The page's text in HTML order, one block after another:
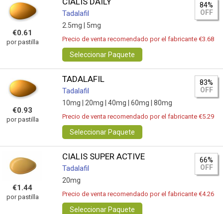
€0.61
por pastilla
Tadalafil
2.5mg | 5mg
84%
OFF
Precio de venta recomendado por el fabricante €3.68
Seleccionar Paquete
€0.93
por pastilla
TADALAFIL
Tadalafil
10mg | 20mg | 40mg | 60mg | 80mg
83%
OFF
Precio de venta recomendado por el fabricante €5.29
Seleccionar Paquete
€1.44
por pastilla
CIALIS SUPER ACTIVE
Tadalafil
20mg
66%
OFF
Precio de venta recomendado por el fabricante €4.26
Seleccionar Paquete